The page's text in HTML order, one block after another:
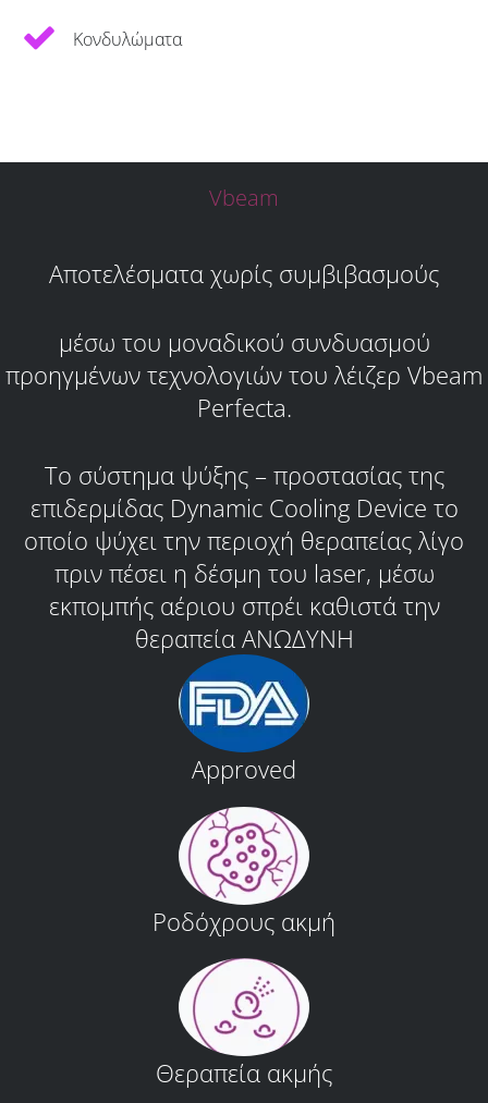
Κονδυλώματα
Vbeam
Αποτελέσματα χωρίς συμβιβασμούς
μέσω του μοναδικού συνδυασμού
προηγμένων τεχνολογιών του λέιζερ Vbeam
Perfecta.
To σύστημα ψύξης – προστασίας της
επιδερμίδας Dynamic Cooling Device το
οποίο ψύχει την περιοχή θεραπείας λίγο
πριν πέσει η δέσμη του laser, μέσω
εκπομπής αέριου σπρέι καθιστά την
θεραπεία ΑΝΩΔΥΝΗ
Approved
Ροδόχρους ακμή
Θεραπεία ακμής